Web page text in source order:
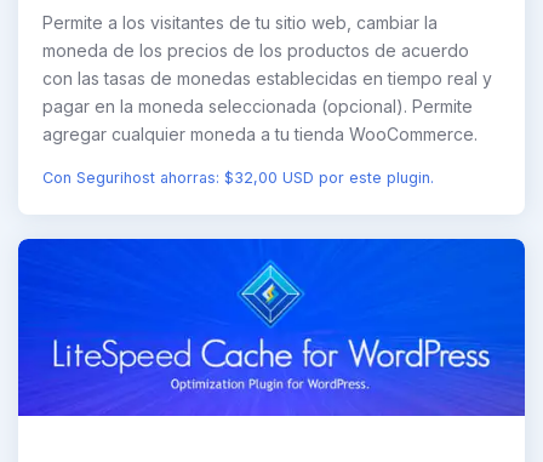
Permite a los visitantes de tu sitio web, cambiar la
moneda de los precios de los productos de acuerdo
con las tasas de monedas establecidas en tiempo real y
pagar en la moneda seleccionada (opcional). Permite
agregar cualquier moneda a tu tienda WooCommerce.
Con Segurihost ahorras: $32,00 USD por este plugin.